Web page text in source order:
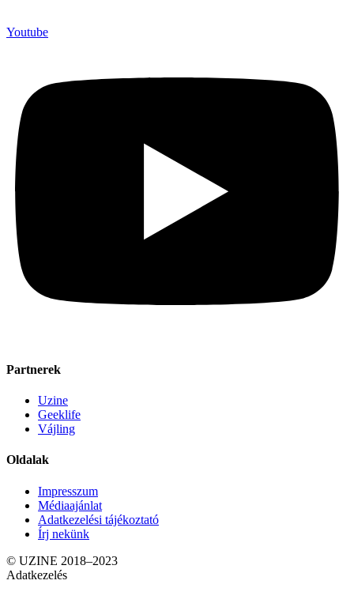
Youtube
Partnerek
Uzine
Geeklife
Vájling
Oldalak
Impresszum
Médiaajánlat
Adatkezelési tájékoztató
Írj nekünk
© UZINE 2018–2023
Adatkezelés